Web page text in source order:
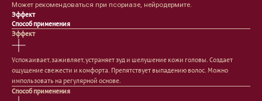
Может рекомендоваться при псориазе, нейродермите.
Эффект
Способ применения
Эффект
Успокаивает, заживляет, устраняет зуд и шелушение кожи головы. Создает
ощущение свежести и комфорта. Препятствует выпадению волос. Можно
импользовать на регулярной основе.
Способ применения
Тело
Лицо
Проблемы